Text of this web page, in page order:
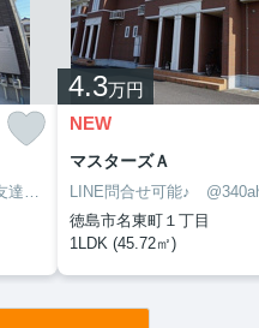
LINE問合せ可能♪ @340ahxacで友達検索して下さい
4.3万円
NEW
マスターズＡ
徳島市名東町１丁目
1LDK (45.72㎡)